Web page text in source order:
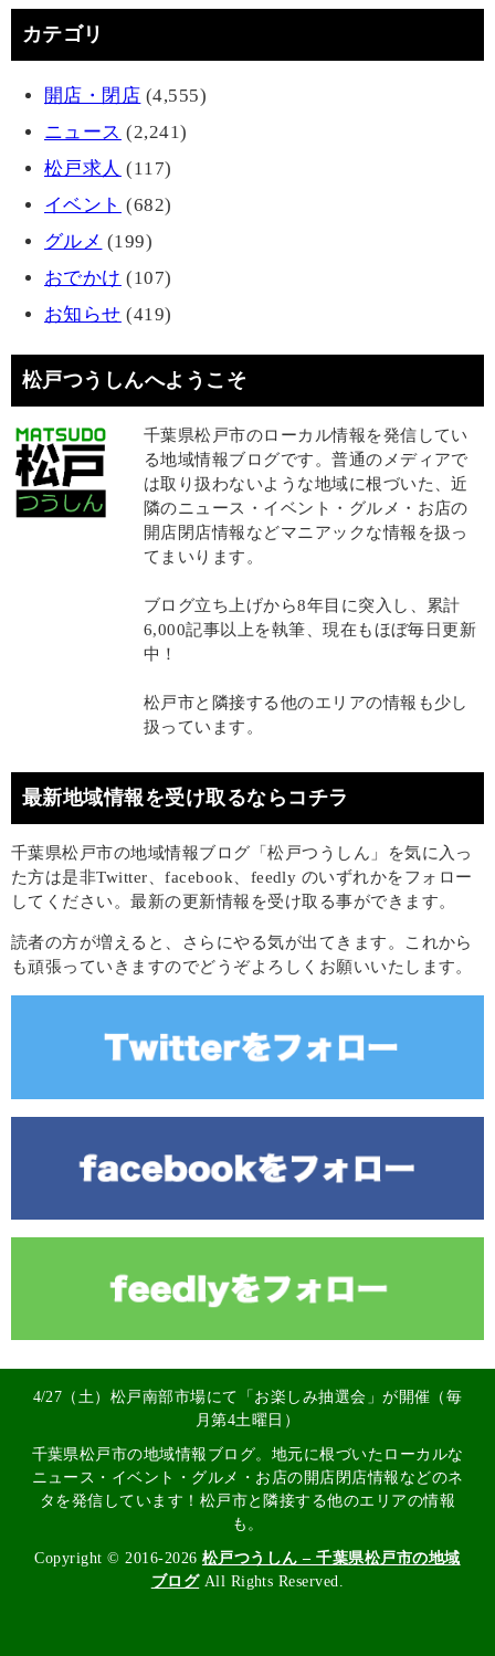
カテゴリ
開店・閉店 (4,555)
ニュース (2,241)
松戸求人 (117)
イベント (682)
グルメ (199)
おでかけ (107)
お知らせ (419)
松戸つうしんへようこそ
千葉県松戸市のローカル情報を発信してい
る地域情報ブログです。普通のメディアで
は取り扱わないような地域に根づいた、近
隣のニュース・イベント・グルメ・お店の
開店閉店情報などマニアックな情報を扱っ
てまいります。
ブログ立ち上げから8年目に突入し、累計
6,000記事以上を執筆、現在もほぼ毎日更新
中！
松戸市と隣接する他のエリアの情報も少し
扱っています。
最新地域情報を受け取るならコチラ
千葉県松戸市の地域情報ブログ「松戸つうしん」を気に入っ
た方は是非Twitter、facebook、feedly のいずれかをフォロー
してください。最新の更新情報を受け取る事ができます。
読者の方が増えると、さらにやる気が出てきます。これから
も頑張っていきますのでどうぞよろしくお願いいたします。
4/27（土）松戸南部市場にて「お楽しみ抽選会」が開催（毎
月第4土曜日）
千葉県松戸市の地域情報ブログ。地元に根づいたローカルな
ニュース・イベント・グルメ・お店の開店閉店情報などのネ
タを発信しています！松戸市と隣接する他のエリアの情報
も。
Copyright © 2016-2026 松戸つうしん – 千葉県松戸市の地域
ブログAll Rights Reserved.